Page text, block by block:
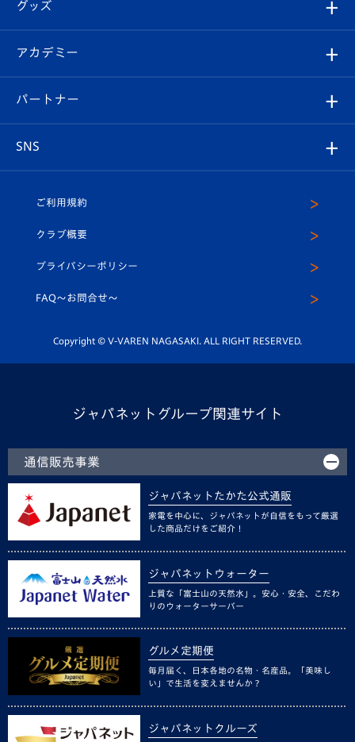
チケット
イベント
メディア
ホームタウン
スタッフプロフィール
マスコット紹介
平和祈念活動
ホームタウン活動
Revive Team
ヴィヴィくんの長崎おもてなしガイド
フォトギャラリー
スタジアムグルメ
V-LOVERS（ファンクラブ）
プレイヤーズスイート
グッズ
オンラインショップ
店舗情報
アカデミー
育成からのお知らせ
U-18
スクール
パートナー
SNS
ヴィヴィくんインスタグラム
公式LINE＠
ご利用規約
クラブ概要
プライバシーポリシー
FAQ〜お問合せ〜
Copyright © V-VAREN NAGASAKI. ALL RIGHT RESERVED.
ジャパネットグループ関連サイト
通信販売事業
ジャパネットたかた公式通販
家電を中心に、ジャパネットが自信をもって厳選
した商品だけをご紹介！
ジャパネットウォーター
上質な「富士山の天然水」。安心・安全、こだわ
りのウォーターサーバー
グルメ定期便
毎月届く、日本各地の名物・名産品。「美味し
い」で生活を変えませんか？
ジャパネットクルーズ